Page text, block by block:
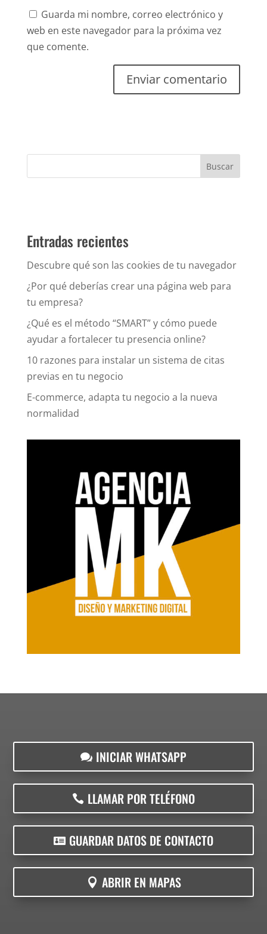
Guarda mi nombre, correo electrónico y
web en este navegador para la próxima vez
que comente.
Entradas recientes
Descubre qué son las cookies de tu navegador
¿Por qué deberías crear una página web para
tu empresa?
¿Qué es el método “SMART” y cómo puede
ayudar a fortalecer tu presencia online?
10 razones para instalar un sistema de citas
previas en tu negocio
E-commerce, adapta tu negocio a la nueva
normalidad
INICIAR WHATSAPP
LLAMAR POR TELÉFONO
GUARDAR DATOS DE CONTACTO
ABRIR EN MAPAS